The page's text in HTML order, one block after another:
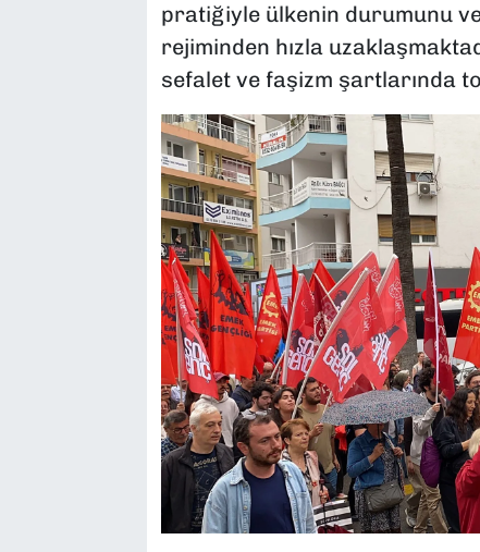
pratiğiyle ülkenin durumunu
rejiminden hızla
sefalet ve faşizm şartlarında